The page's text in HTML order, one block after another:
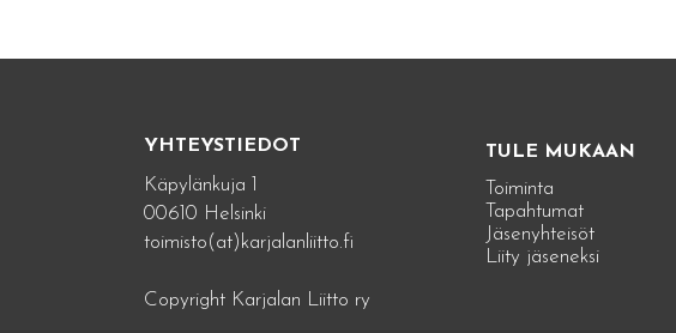
YHTEYSTIEDOT
Käpylänkuja 1
00610 Helsinki
toimisto(at)karjalanliitto.fi
Copyright Karjalan Liitto ry
TULE MUKAAN
Toiminta
Tapahtumat
Jäsenyhteisöt
Liity jäseneksi